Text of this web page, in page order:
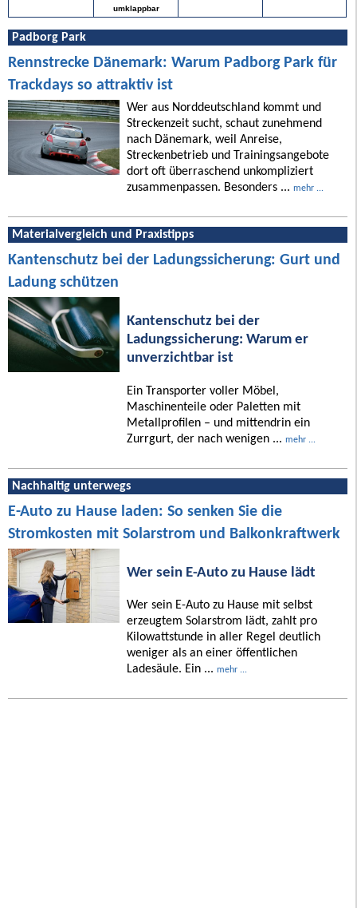
umklappbar
Padborg Park
Rennstrecke Dänemark: Warum Padborg Park für
Trackdays so attraktiv ist
Wer aus Norddeutschland kommt und
Streckenzeit sucht, schaut zunehmend
nach Dänemark, weil Anreise,
Streckenbetrieb und Trainingsangebote
dort oft überraschend unkompliziert
zusammenpassen. Besonders ... mehr ...
Materialvergleich und Praxistipps
Kantenschutz bei der Ladungssicherung: Gurt und
Ladung schützen
Kantenschutz bei der
Ladungssicherung: Warum er
unverzichtbar ist
Ein Transporter voller Möbel,
Maschinenteile oder Paletten mit
Metallprofilen – und mittendrin ein
Zurrgurt, der nach wenigen ... mehr ...
Nachhaltig unterwegs
E-Auto zu Hause laden: So senken Sie die
Stromkosten mit Solarstrom und Balkonkraftwerk
Wer sein E-Auto zu Hause lädt
Wer sein E-Auto zu Hause mit selbst
erzeugtem Solarstrom lädt, zahlt pro
Kilowattstunde in aller Regel deutlich
weniger als an einer öffentlichen
Ladesäule. Ein ... mehr ...